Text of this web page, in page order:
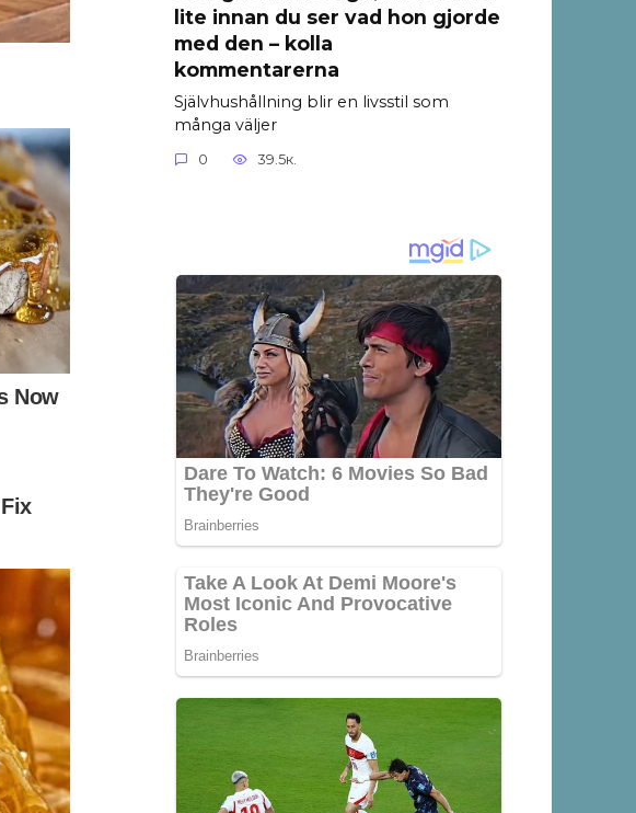
lite innan du ser vad hon gjorde
med den – kolla
kommentarerna
Självhushållning blir en livsstil som
många väljer
0 39.5к.